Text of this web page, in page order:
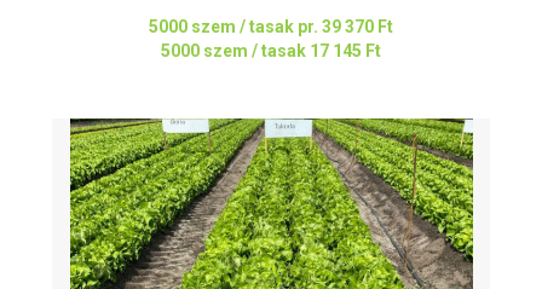
5000 szem / tasak pr. 39 370 Ft
5000 szem / tasak 17 145 Ft